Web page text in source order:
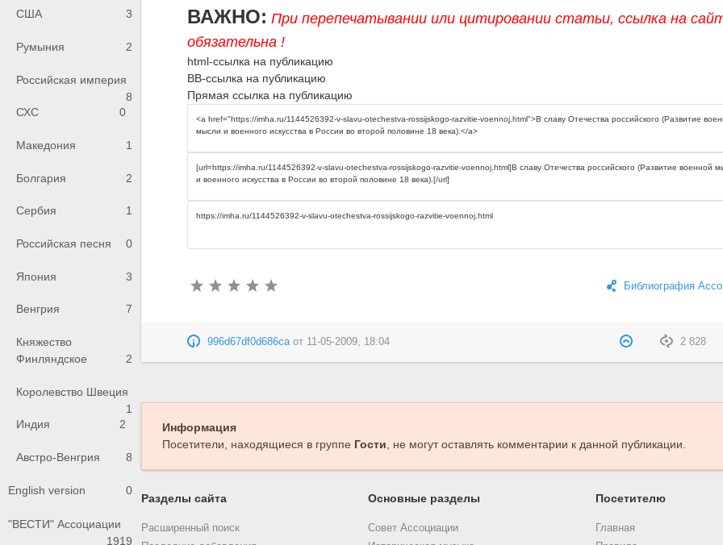
США 3
Румыния 2
Российская империя
8
СХС
0
Македония 1
Болгария 2
Сербия 1
Российская песня 0
Япония 3
Венгрия 7
Княжество
Финляндское
2
Королевство Швеция
1
Индия
2
Австро-Венгрия 8
English version 0
"ВЕСТИ" Ассоциации
1919
ВАЖНО: При перепечатывании или цитировании статьи, ссылка на
обязательна !
html-ссылка на публикацию
BB-ссылка на публикацию
Прямая ссылка на публикацию
Библиография
2 828
996d67df0d686caот 11-05-2009, 18:04
Информация
Посетители, находящиеся в группе Гости, не могут оставлять комментарии к данной публикации.
Разделы сайта
Расширенный поиск
Основные разделы
Совет Ассоциации
Посетителю
Главная